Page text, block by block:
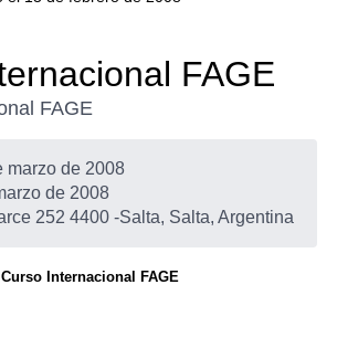
FAGE
FAGE
marzo de 2008
de 2008
252 4400 -Salta, Salta, Argentina
Curso Internacional FAGE